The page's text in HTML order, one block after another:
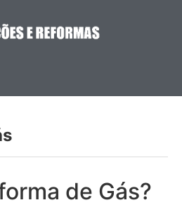
de Gás?